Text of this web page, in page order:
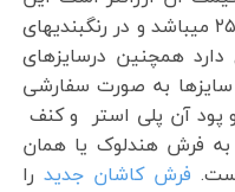
فرش ۷۰۰ شانه واقعی با تراکم ۲۵۵۰ میباشد و در رنگبندیهای
همچنین درسایزهای
۲/۵در۳/۵ و سایر سایزها به صورت سفارشی
آن پلی استر و کنف
فرش هندلوک یا همان
فرش کاشان جدید را